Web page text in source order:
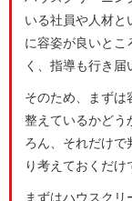
いる社員や人材と
に容姿が良いとこ
く、指導も行き届
そのため、まずは
整えているかどう
ろん、それだけで
り考えておくだけ
まずはハウスクリ